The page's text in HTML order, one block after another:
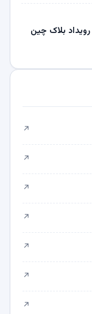
بلاک چین
↗
↗
↗
↗
↗
↗
↗